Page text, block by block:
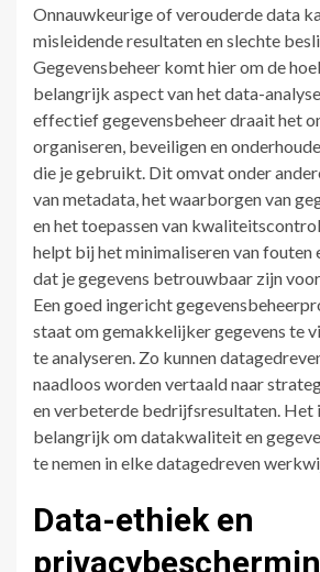
Onnauwkeurige of verouderde data
misleidende resultaten en slechte
Gegevensbeheer komt hier om de
belangrijk aspect van het data-
effectief gegevensbeheer draait het
organiseren, beveiligen en
die je gebruikt. Dit omvat onder
van metadata, het waarborgen van
en het toepassen van
helpt bij het minimaliseren van fouten
dat je gegevens betrouwbaar zijn
Een goed ingericht
staat om gemakkelijker gegevens te
te analyseren. Zo kunnen
naadloos worden vertaald naar
en verbeterde bedrijfsresultaten. Het
belangrijk om datakwaliteit en
te nemen in elke datagedreven
Data-ethiek en